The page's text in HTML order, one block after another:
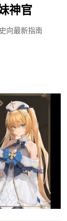
神官
向最新指南